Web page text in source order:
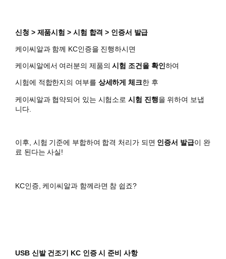
신청 > 제품시험 > 시험 합격 > 인증서 발급
케이씨알과 함께 KC인증을 진행하시면
​케이씨알에서 여러분의 제품의시험 조건을 확인하여
시험에 적합한지의 여부를 상세하게 체크한 후
케이씨알과 협약되어 있는 시험소로시험 진행을 위하여 보냅
니다.
이후, 시험 기준에 부합하여 합격 처리가 되면 인증서 발급이 완
료 된다는 사실!
KC인증, 케이씨알과 함께라면 참 쉽죠?
USB 신발 건조기 KC 인증 시 준비 사항